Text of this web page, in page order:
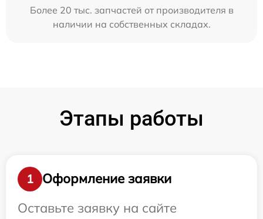
Более 20 тыс. запчастей от производителя в
наличии на собственных складах.
Этапы работы
1
Оформление заявки
Оставьте заявку на сайте